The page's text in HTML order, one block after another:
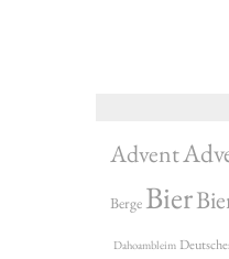
Advent
Berge Bier
Dahoambleim